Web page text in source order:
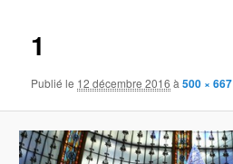
1
Publié le 12 décembre 2016 à500 × 667